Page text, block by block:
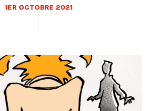
1ER OCTOBRE 2021